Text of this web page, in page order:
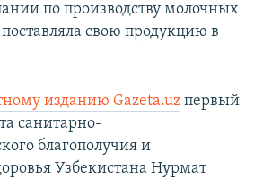
по производству молочных
свою продукцию в
изданию Gazeta.uz первый
санитарно-
благополучия и
Узбекистана Нурмат